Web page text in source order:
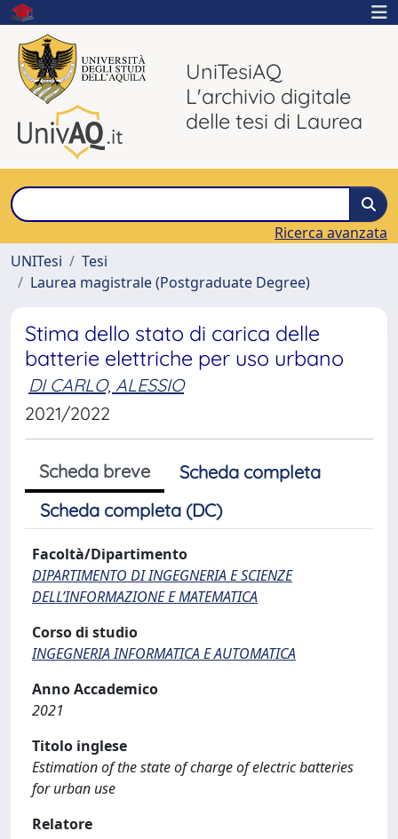
UniTesiAQ
L'archivio digitale
delle tesi di Laurea
Ricerca avanzata
UNITesi
Tesi
Laurea magistrale (Postgraduate Degree)
Stima dello stato di carica delle
batterie elettriche per uso urbano
DI CARLO, ALESSIO
2021/2022
Scheda breve
Scheda completa
Scheda completa (DC)
Facoltà/Dipartimento
DIPARTIMENTO DI INGEGNERIA E SCIENZE
DELL’INFORMAZIONE E MATEMATICA
Corso di studio
INGEGNERIA INFORMATICA E AUTOMATICA
Anno Accademico
2021
Titolo inglese
Estimation of the state of charge of electric batteries
for urban use
Relatore